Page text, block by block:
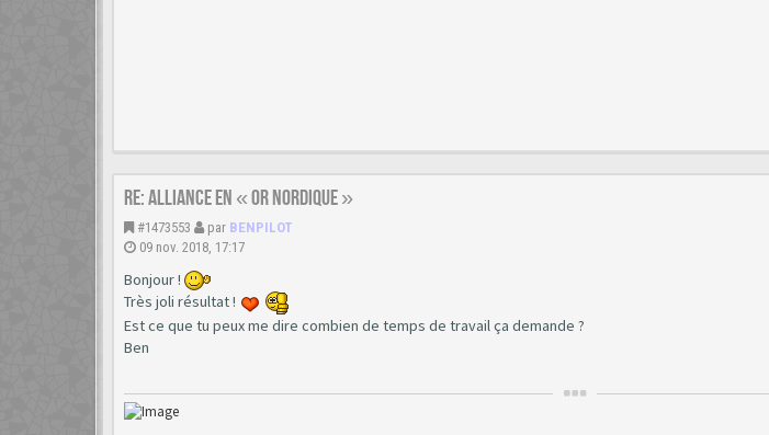
Re: Alliance en « or nordique »
#1473553 par BENPILOT
09 nov. 2018, 17:17
Bonjour !
Très joli résultat !
Est ce que tu peux me dire combien de temps de travail ça demande ?
Ben